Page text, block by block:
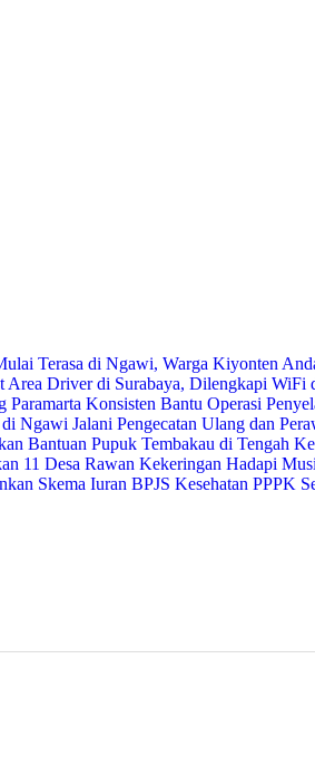
Terasa di Ngawi, Warga Kiyonten
Area Driver di Surabaya, Dilengkapi WiFi
Paramarta Konsisten Bantu Operasi
Ngawi Jalani Pengecatan Ulang dan
Bantuan Pupuk Tembakau di Tengah
11 Desa Rawan Kekeringan Hadapi
Skema Iuran BPJS Kesehatan PPPK